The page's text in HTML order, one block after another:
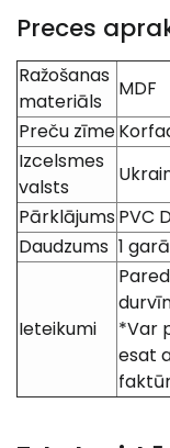
Preces
Ražošanas
materiāls
MDF
Preču zīme
Izcelsmes
valsts
PārklājumsPVC
Daudzums 1
Ieteikumi
*Var
esat